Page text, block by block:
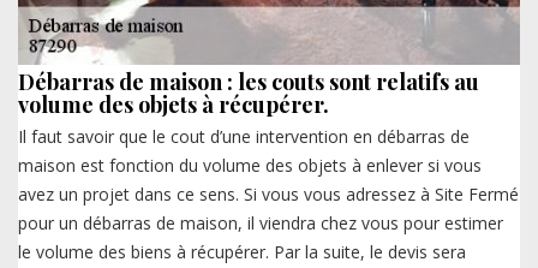
Débarras de maison : les couts sont relatifs au
volume des objets à récupérer.
Il faut savoir que le cout d’une intervention en débarras de
maison est fonction du volume des objets à enlever si vous
avez un projet dans ce sens. Si vous vous adressez à Site Fermé
pour un débarras de maison, il viendra chez vous pour estimer
le volume des biens à récupérer. Par la suite, le devis sera